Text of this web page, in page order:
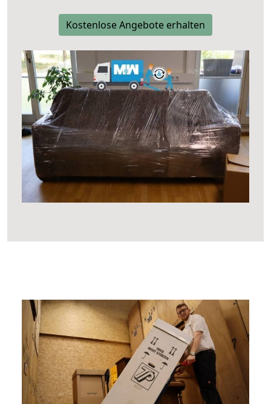
Kostenlose Angebote erhalten